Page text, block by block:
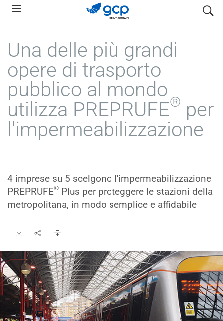
Skip
navigation
search
Una delle più grandi
opere di trasporto
pubblico al mondo
utilizza PREPRUFE® per
l'impermeabilizzazione
4 imprese su 5 scelgono l'impermeabilizzazione
PREPRUFE® Plus per proteggere le stazioni della
metropolitana, in modo semplice e affidabile